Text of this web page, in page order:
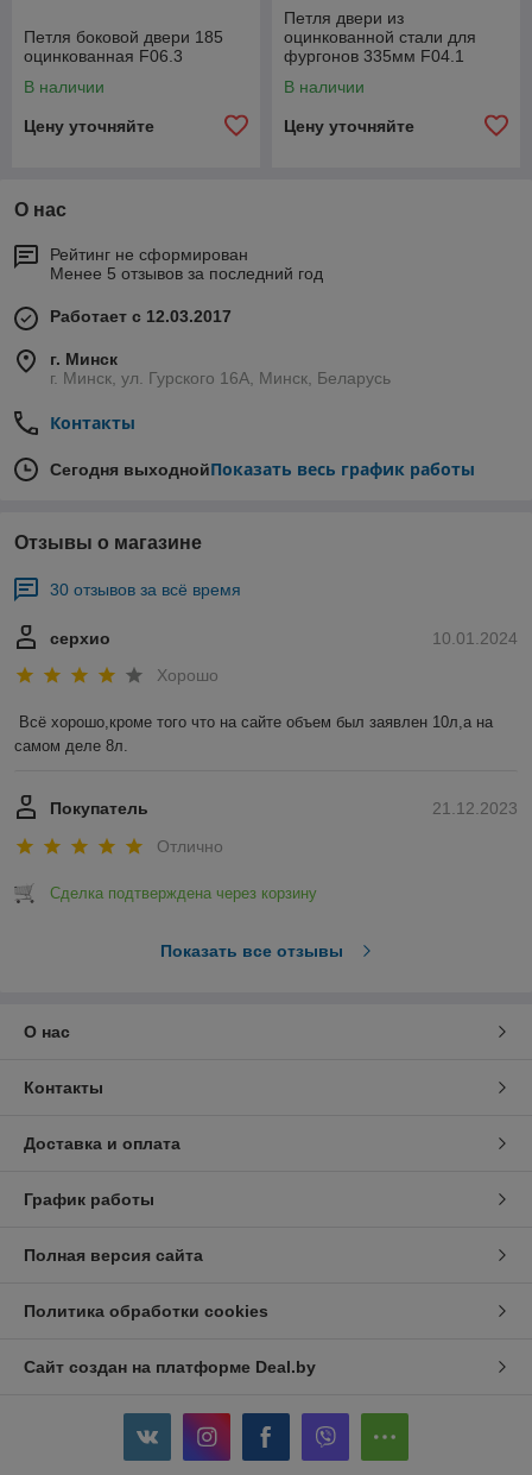
Петля боковой двери 185
оцинкованная F06.3
В наличии
Цену уточняйте
Петля двери из
оцинкованной стали для
фургонов 335мм F04.1
В наличии
Цену уточняйте
О нас
Рейтинг не сформирован
Менее 5 отзывов за последний год
Работает с 12.03.2017
г. Минск
г. Минск, ул. Гурского 16А, Минск, Беларусь
Контакты
Сегодня выходнойПоказать весь график работы
Отзывы о магазине
30 отзывов за всё время
10.01.2024
серхио
Хорошо
Всё хорошо,кроме того что на сайте объем был заявлен 10л,а на
самом деле 8л.
21.12.2023
Покупатель
Отлично
Сделка подтверждена через корзину
Показать все отзывы
О нас
Контакты
Доставка и оплата
График работы
Полная версия сайта
Политика обработки cookies
Сайт создан на платформе Deal.by